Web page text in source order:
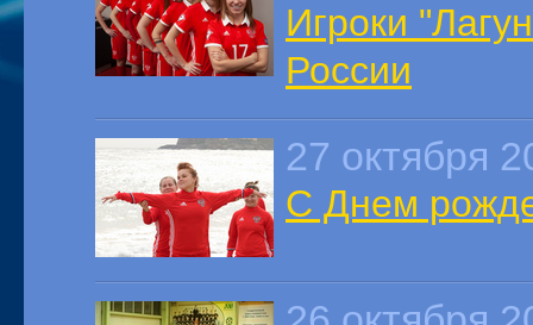
Игроки
России
27 октября
С Днем